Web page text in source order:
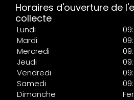
Horaires d'ouverture de
collecte
Lundi
Mardi
Mercredi
Jeudi
Vendredi
Samedi
Dimanche